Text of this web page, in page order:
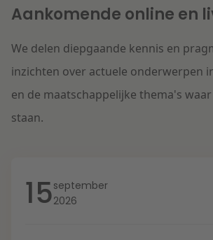
Aankomende online en
We delen diepgaande kennis en
inzichten over actuele onderwerpen
en de maatschappelijke thema's
staan.
15september
2026